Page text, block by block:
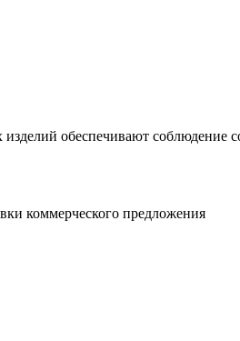
обеспечивают соблюдение
коммерческого предложения